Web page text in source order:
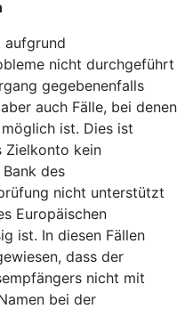
aufgrund
nicht durchgeführt
gegebenenfalls
auch Fälle, bei denen
ist. Dies ist
Zielkonto kein
des
nicht unterstützt
Europäischen
ist. In diesen Fällen
dass der
nicht mit
bei der